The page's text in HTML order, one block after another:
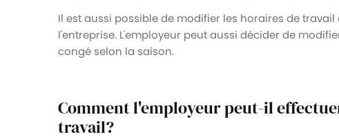
Il est aussi possible de modifier les horaires de
l'entreprise. L'employeur peut aussi décider de
congé selon la saison.
Comment l'employeur peut-il
travail?